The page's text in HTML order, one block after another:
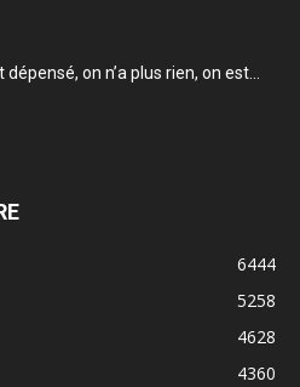
dépensé, on n’a plus rien, on est...
6444
5258
4628
4360